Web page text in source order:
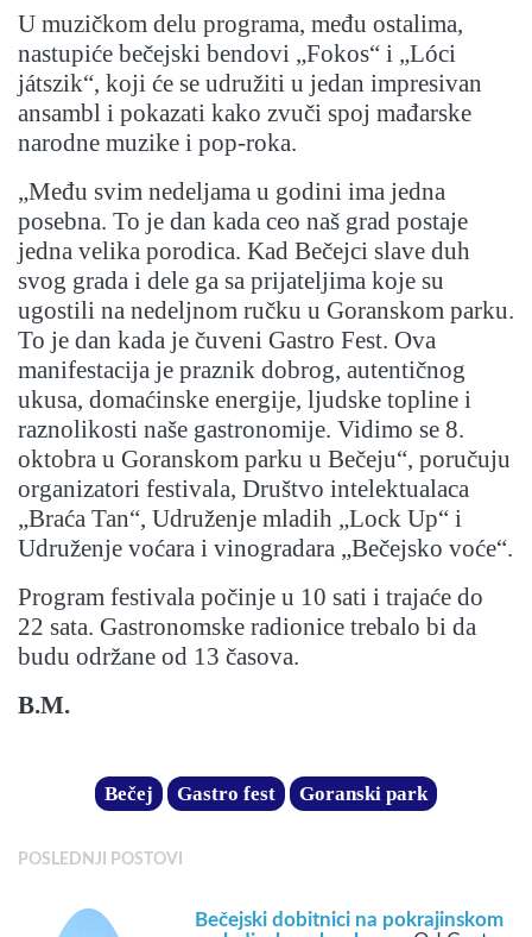
U muzičkom delu programa, među ostalima,
nastupiće bečejski bendovi „Fokos“ i „Lóci
játszik“, koji će se udružiti u jedan impresivan
ansambl i pokazati kako zvuči spoj mađarske
narodne muzike i pop-roka.
„Među svim nedeljama u godini ima jedna
posebna. To je dan kada ceo naš grad postaje
jedna velika porodica. Kad Bečejci slave duh
svog grada i dele ga sa prijateljima koje su
ugostili na nedeljnom ručku u Goranskom parku.
To je dan kada je čuveni Gastro Fest. Ova
manifestacija je praznik dobrog, autentičnog
ukusa, domaćinske energije, ljudske topline i
raznolikosti naše gastronomije. Vidimo se 8.
oktobra u Goranskom parku u Bečeju“, poručuju
organizatori festivala, Društvo intelektualaca
„Braća Tan“, Udruženje mladih „Lock Up“ i
Udruženje voćara i vinogradara „Bečejsko voće“.
Program festivala počinje u 10 sati i trajaće do
22 sata. Gastronomske radionice trebalo bi da
budu održane od 13 časova.
B.M.
Bečej Gastro fest Goranski park
POSLEDNJI POSTOVI
Bečejski dobitnici na pokrajinskom